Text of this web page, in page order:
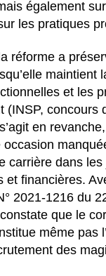
également
les pratiques
réforme a
maintient
et les
(INSP, concours
en
occasion
carrière dans
et financières.
2021-1216 du
que le
même pas
des